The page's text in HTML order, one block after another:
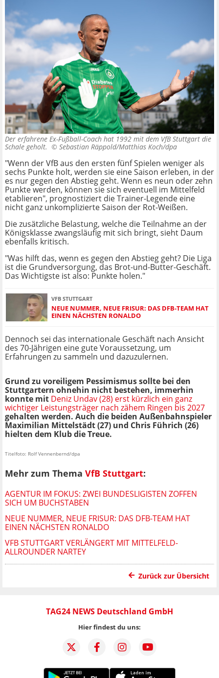
Der erfahrene Ex-Fußball-Coach hat 1992 mit dem VfB Stuttgart die
Schale geholt. © Sebastian Räppold/Matthias Koch/dpa
"Wenn der VfB aus den ersten fünf Spielen weniger als
sechs Punkte holt, werden sie eine Saison erleben, in der
es nur gegen den Abstieg geht. Wenn es neun oder zehn
Punkte werden, können sie sich eventuell im Mittelfeld
etablieren", prognostiziert die Trainer-Legende eine
nicht ganz unkomplizierte Saison der Rot-Weißen.
Die zusätzliche Belastung, welche die Teilnahme an der
Königsklasse zwangsläufig mit sich bringt, sieht Daum
ebenfalls kritisch.
"Was hilft das, wenn es gegen den Abstieg geht? Die Liga
ist die Grundversorgung, das Brot-und-Butter-Geschäft.
Das Wichtigste ist also: Punkte holen."
VFB STUTTGART
NEUE NUMMER, NEUE FRISUR: DAS DFB-TEAM HAT
EINEN NÄCHSTEN RONALDO
Dennoch sei das internationale Geschäft nach Ansicht
des 70-Jährigen eine gute Voraussetzung, um
Erfahrungen zu sammeln und dazuzulernen.
Grund zu voreiligem Pessimismus sollte bei den
Stuttgartern ohnehin nicht bestehen, immerhin
konnte mit Deniz Undav (28) erst kürzlich ein ganz
wichtiger Leistungsträger nach zähem Ringen bis 2027
gehalten werden. Auch die beiden Außenbahnspieler
Maximilian Mittelstädt (27) und Chris Führich (26)
hielten dem Klub die Treue.
Titelfoto: Rolf Vennenbernd/dpa
Mehr zum Thema VfB Stuttgart:
AGENTUR IM FOKUS: ZWEI BUNDESLIGISTEN ZOFFEN
SICH UM BUCHSTABEN
NEUE NUMMER, NEUE FRISUR: DAS DFB-TEAM HAT
EINEN NÄCHSTEN RONALDO
VFB STUTTGART VERLÄNGERT MIT MITTELFELD-
ALLROUNDER NARTEY
Zurück zur Übersicht
TAG24 NEWS Deutschland GmbH
Hier findest du uns: